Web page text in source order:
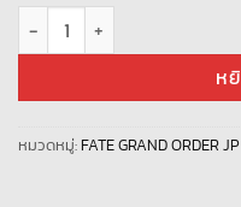
จำนวน Fate Grand Order JP -
ห
หมวดหมู่: FATE GRAND ORDER JP